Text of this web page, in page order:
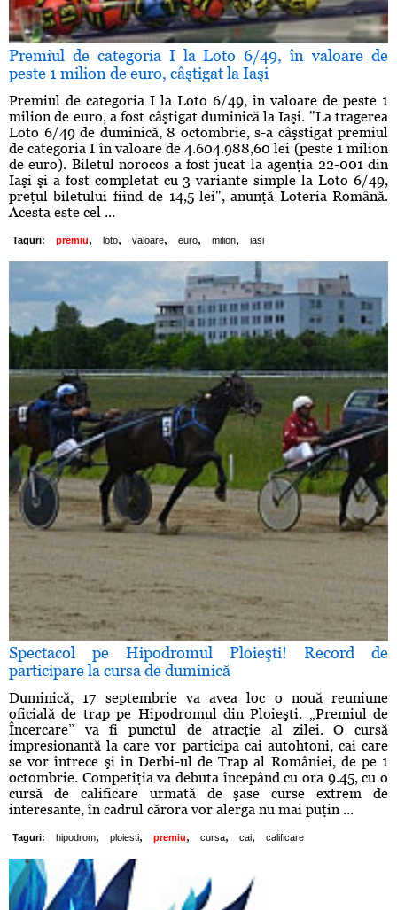
Premiul de categoria I la Loto 6/49, în valoare de
peste 1 milion de euro, câştigat la Iaşi
Premiul de categoria I la Loto 6/49, în valoare de peste 1
milion de euro, a fost câştigat duminică la Iaşi. "La tragerea
Loto 6/49 de duminică, 8 octombrie, s-a câşstigat premiul
de categoria I în valoare de 4.604.988,60 lei (peste 1 milion
de euro). Biletul norocos a fost jucat la agenţia 22-001 din
Iaşi şi a fost completat cu 3 variante simple la Loto 6/49,
preţul biletului fiind de 14,5 lei", anunţă Loteria Română.
Acesta este cel ...
Taguri: premiu, loto, valoare, euro, milion, iasi
Spectacol pe Hipodromul Ploieşti! Record de
participare la cursa de duminică
Duminică, 17 septembrie va avea loc o nouă reuniune
oficială de trap pe Hipodromul din Ploieşti. „Premiul de
Încercare” va fi punctul de atracţie al zilei. O cursă
impresionantă la care vor participa cai autohtoni, cai care
se vor întrece şi în Derbi-ul de Trap al României, de pe 1
octombrie. Competiţia va debuta începând cu ora 9.45, cu o
cursă de calificare urmată de şase curse extrem de
interesante, în cadrul cărora vor alerga nu mai puţin ...
Taguri: hipodrom, ploiesti, premiu, cursa, cai, calificare